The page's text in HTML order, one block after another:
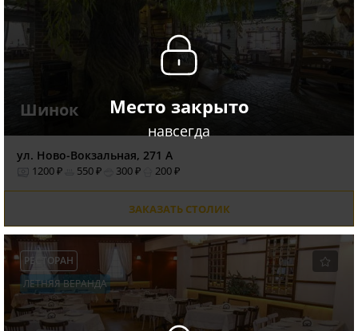
Место закрыто
навсегда
Шинок
ул. Ново-Вокзальная, 271 А
1200 ₽ 550 ₽ 300 ₽ 200 ₽
ЗАКАЗАТЬ СТОЛИК
РЕСТОРАН
ЛЕТНЯЯ ВЕРАНДА